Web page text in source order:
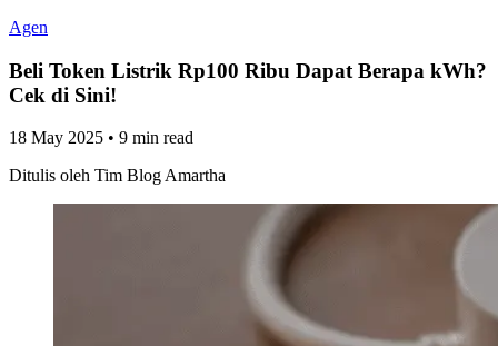
Agen
Beli Token Listrik Rp100 Ribu Dapat Berapa kWh?
Cek di Sini!
18 May 2025 • 9 min read
Ditulis oleh Tim Blog Amartha